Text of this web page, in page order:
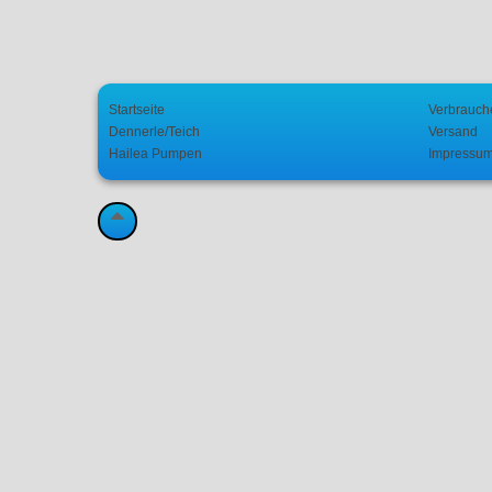
Startseite
Dennerle/Teich
Hailea Pumpen
Versand